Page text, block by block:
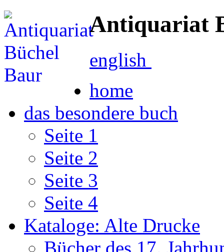
Antiquariat
english
home
das besondere buch
Seite 1
Seite 2
Seite 3
Seite 4
Kataloge: Alte Drucke
Bücher des 17.